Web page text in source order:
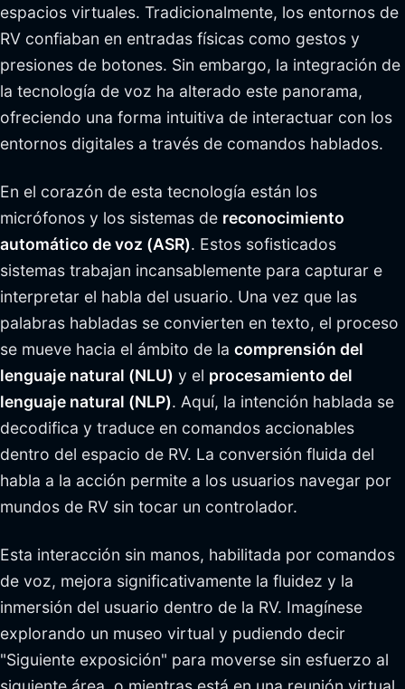
espacios virtuales. Tradicionalmente, los entornos de
RV confiaban en entradas físicas como gestos y
presiones de botones. Sin embargo, la integración de
la tecnología de voz ha alterado este panorama,
ofreciendo una forma intuitiva de interactuar con los
entornos digitales a través de comandos hablados.
En el corazón de esta tecnología están los
micrófonos y los sistemas de reconocimiento
automático de voz (ASR). Estos sofisticados
sistemas trabajan incansablemente para capturar e
interpretar el habla del usuario. Una vez que las
palabras habladas se convierten en texto, el proceso
se mueve hacia el ámbito de la comprensión del
lenguaje natural (NLU) y el procesamiento del
lenguaje natural (NLP). Aquí, la intención hablada se
decodifica y traduce en comandos accionables
dentro del espacio de RV. La conversión fluida del
habla a la acción permite a los usuarios navegar por
mundos de RV sin tocar un controlador.
Esta interacción sin manos, habilitada por comandos
de voz, mejora significativamente la fluidez y la
inmersión del usuario dentro de la RV. Imagínese
explorando un museo virtual y pudiendo decir
"Siguiente exposición" para moverse sin esfuerzo al